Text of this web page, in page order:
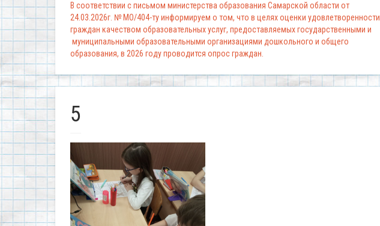
В соответствии с письмом министерства образования Самарской области от
24.03.2026г. № МО/404-ту информируем о том, что в целях оценки удовлетворенности
граждан качеством образовательных услуг, предоставляемых государственными и
муниципальными образовательными организациями дошкольного и общего
образования, в 2026 году проводится опрос граждан.
5